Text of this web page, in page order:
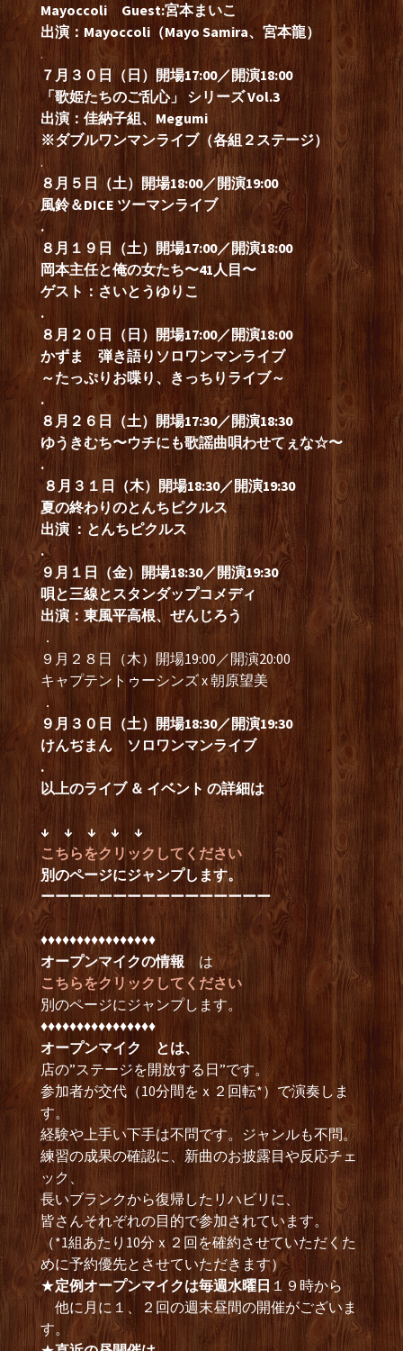
Mayoccoli Guest:宮本まいこ
出演：Mayoccoli（Mayo Samira、宮本龍）
.
７月３０日（日）開場17:00／開演18:00
「歌姫たちのご乱心」 シリーズ Vol.3
出演：佳納子組、Megumi
※ダブルワンマンライブ（各組２ステージ）
.
８月５日（土）開場18:00／開演19:00
風鈴＆DICE ツーマンライブ
.
８月１９日（土）開場17:00／開演18:00
岡本主任と俺の女たち〜41人目〜
ゲスト：さいとうゆりこ
.
８月２０日（日）開場17:00／開演18:00
かずま 弾き語りソロワンマンライブ
～たっぷりお喋り、きっちりライブ～
.
８月２６ 日（土）開場17:30／開演18:30
ゆうきむち〜ウチにも歌謡曲唄わせてぇな☆〜
.
８月３１日（木）開場18:30／開演19:30
夏の終わりのとんちピクルス
出演 ：とんちピクルス
.
９月１日（金）開場18:30／開演19:30
唄と三線とスタンダップコメディ
出演：東風平高根、ぜんじろう
．
９月２８日（木）開場19:00／開演20:00
キャプテントゥーシンズ x 朝原望美
．
９月３０ 日（土）開場18:30／開演19:30
けんぢまん ソロワンマンライブ
.
以上のライブ ＆ イベント の詳細は
↓ ↓ ↓ ↓ ↓
こちらをクリックしてください
別のページにジャンプします。
ーーーーーーーーーーーーーーーー
♦︎♦︎♦︎♦︎♦︎♦︎♦︎♦︎♦︎♦︎♦︎♦︎♦︎♦︎♦︎♦︎
オープンマイクの情報 は
こちらをクリックしてください
別のページにジャンプします。
♦︎♦︎♦︎♦︎♦︎♦︎♦︎♦︎♦︎♦︎♦︎♦︎♦︎♦︎♦︎♦︎
オープンマイク とは、
店の”ステージを開放する日”です。
参加者が交代（10分間をｘ２回転*）で演奏しま
す。
経験や上手い下手は不問です。ジャンルも不問。
練習の成果の確認に、新曲のお披露目や反応チェ
ック、
長いブランクから復帰したリハビリに、
皆さんそれぞれの目的で参加されています。
（*1組あたり10分ｘ２回を確約させていただくた
めに予約優先とさせていただきます）
★定例オープンマイクは毎週水曜日１９時から
他に月に１、２回の週末昼間の開催がございま
す。